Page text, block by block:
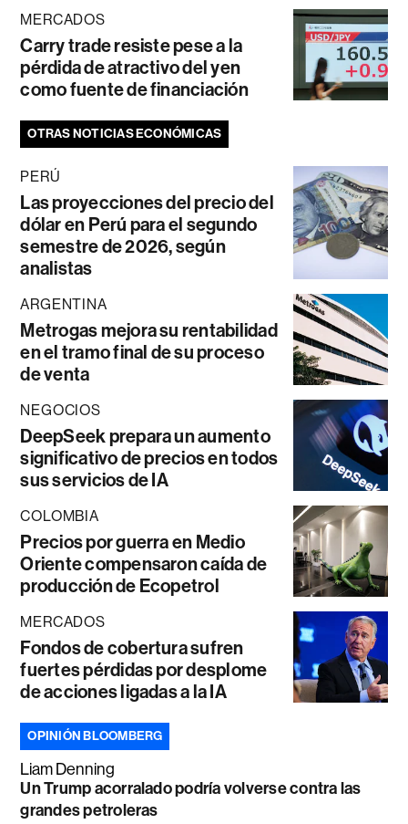
MERCADOS
Carry trade resiste pese a la
pérdida de atractivo del yen
como fuente de financiación
OTRAS NOTICIAS ECONÓMICAS
PERÚ
Las proyecciones del precio del
dólar en Perú para el segundo
semestre de 2026, según
analistas
ARGENTINA
Metrogas mejora su rentabilidad
en el tramo final de su proceso
de venta
NEGOCIOS
DeepSeek prepara un aumento
significativo de precios en todos
sus servicios de IA
COLOMBIA
Precios por guerra en Medio
Oriente compensaron caída de
producción de Ecopetrol
MERCADOS
Fondos de cobertura sufren
fuertes pérdidas por desplome
de acciones ligadas a la IA
OPINIÓN BLOOMBERG
Liam Denning
Un Trump acorralado podría volverse contra las
grandes petroleras